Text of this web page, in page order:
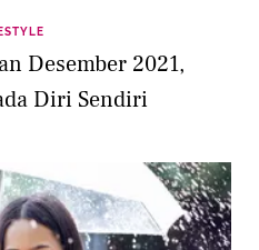
Desember 2021,
Diri Sendiri